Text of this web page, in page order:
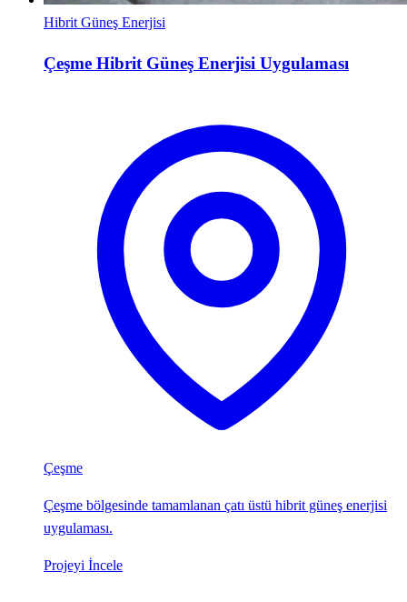
Hibrit Güneş Enerjisi
Çeşme Hibrit Güneş Enerjisi Uygulaması
Çeşme
Çeşme bölgesinde tamamlanan çatı üstü hibrit güneş enerjisi
uygulaması.
Projeyi İncele